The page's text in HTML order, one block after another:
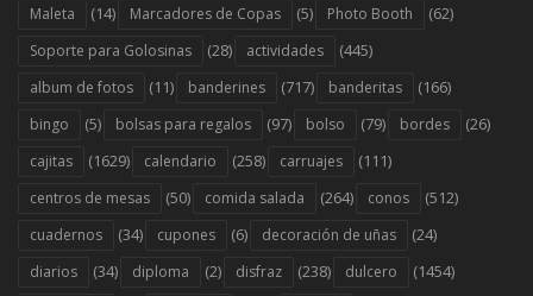
Maleta (14) Marcadores de Copas (5) Photo Booth (62)
Soporte para Golosinas (28) actividades (445)
album de fotos (11) banderines (717) banderitas (166)
bingo (5) bolsas para regalos (97) bolso (79) bordes (26)
cajitas (1629) calendario (258) carruajes (111)
centros de mesas (50) comida salada (264) conos (512)
cuadernos (34) cupones (6) decoración de uñas (24)
diarios (34) diploma (2) disfraz (238) dulcero (1454)